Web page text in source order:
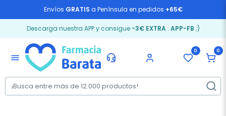
Envíos GRATIS a Península en pedidos +65€
Descarga nuestra APP y consigue -3€ EXTRA: APP-FB ;)
menu
0 0